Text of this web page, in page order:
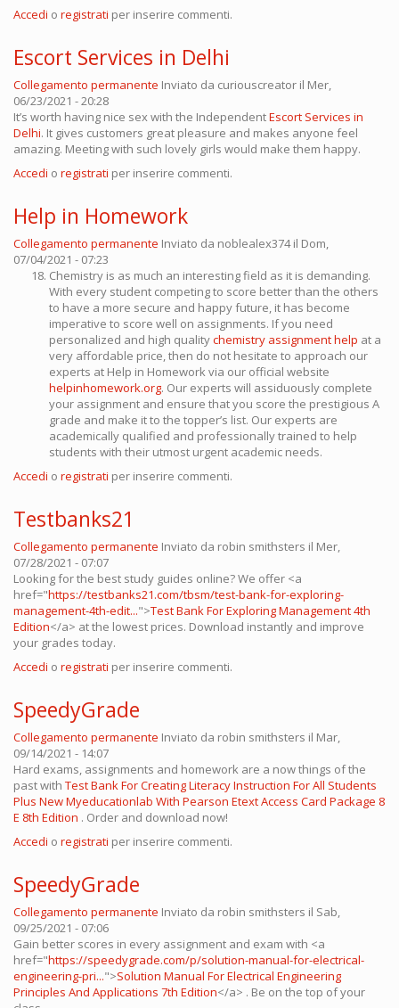
Accedi o registrati per inserire commenti.
Escort Services in Delhi
Collegamento permanente Inviato da curiouscreator il Mer,
06/23/2021 - 20:28
It’s worth having nice sex with the IndependentEscort Services in
Delhi. It gives customers great pleasure and makes anyone feel
amazing. Meeting with such lovely girls would make them happy.
Accedi o registrati per inserire commenti.
Help in Homework
Collegamento permanente Inviato da noblealex374il Dom,
07/04/2021 - 07:23
Chemistry is as much an interesting field as it is demanding.
With every student competing to score better than the others
to have a more secure and happy future, it has become
imperative to score well on assignments. If you need
personalized and high qualitychemistry assignment help at a
very affordable price, then do not hesitate to approach our
experts at Help in Homework via our official website
helpinhomework.org. Our experts will assiduously complete
your assignment and ensure that you score the prestigious A
grade and make it to the topper’s list. Our experts are
academically qualified and professionally trained to help
students with their utmost urgent academic needs.
Accedi o registrati per inserire commenti.
Testbanks21
Collegamento permanente Inviato da robin smithsters il Mer,
07/28/2021 - 07:07
Looking for the best study guides online? We offer <a
href="https://testbanks21.com/tbsm/test-bank-for-exploring-
management-4th-edit...">Test Bank For Exploring Management 4th
Edition</a> at the lowest prices. Download instantly and improve
your grades today.
Accedi o registrati per inserire commenti.
SpeedyGrade
Collegamento permanente Inviato da robin smithsters il Mar,
09/14/2021 - 14:07
Hard exams, assignments and homework are a now things of the
past with Test Bank For Creating Literacy Instruction For All Students
Plus New Myeducationlab With Pearson Etext Access Card Package 8
E 8th Edition . Order and download now!
Accedi o registrati per inserire commenti.
SpeedyGrade
Collegamento permanente Inviato da robin smithsters il Sab,
09/25/2021 - 07:06
Gain better scores in every assignment and exam with <a
href="https://speedygrade.com/p/solution-manual-for-electrical-
engineering-pri...">Solution Manual For Electrical Engineering
Principles And Applications 7th Edition</a> . Be on the top of your